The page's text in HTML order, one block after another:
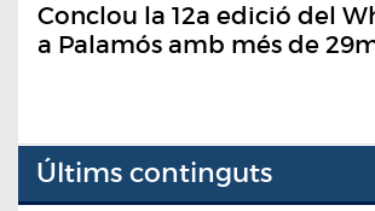
Conclou la 12a edició del
a Palamós amb més de
Últims continguts